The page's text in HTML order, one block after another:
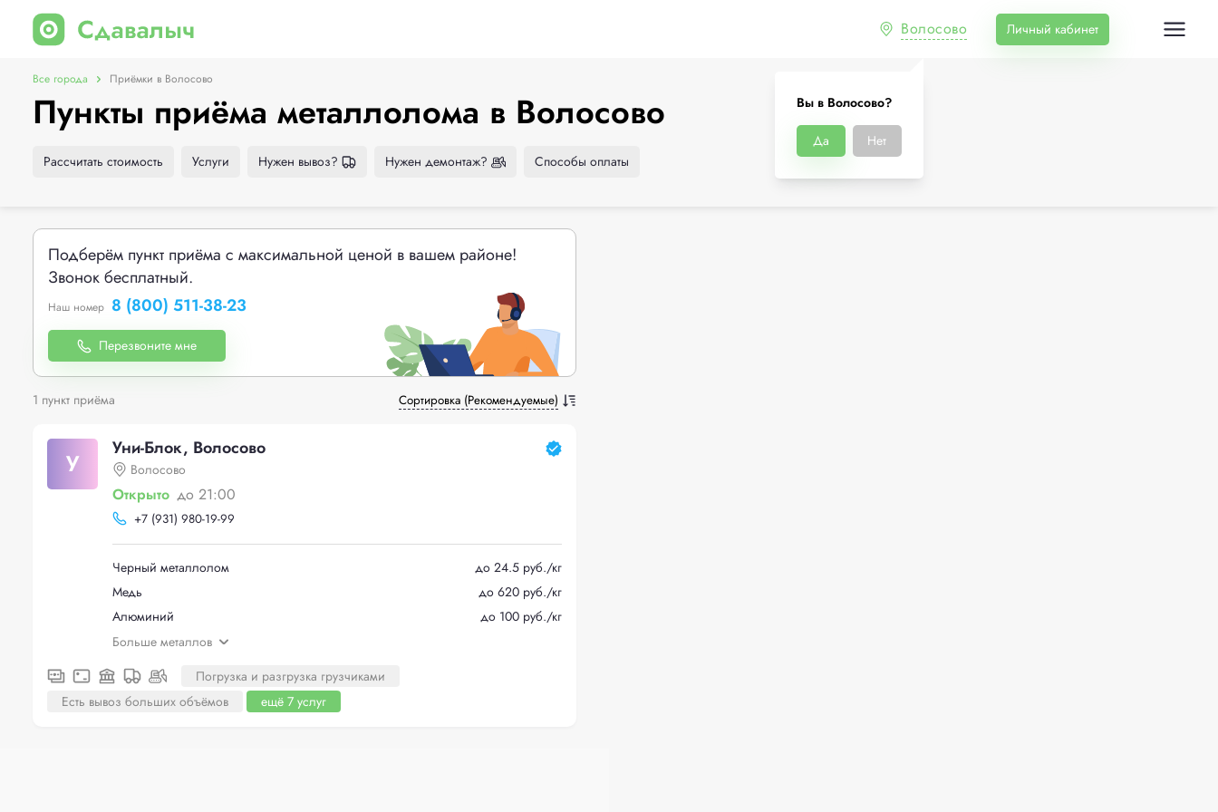
Волосово
Вы в Волосово?
Да Нет
Личный кабинет
Все города Приёмки в Волосово
Пункты приёма металлолома в Волосово
Рассчитать стоимость Услуги Нужен вывоз? Нужен демонтаж? Способы оплаты
Подберём пункт приёма с максимальной ценой в вашем районе!
Звонок бесплатный.
Наш номер 8 (800) 511-38-23
Перезвоните мне
1 пункт приёма Сортировка (Рекомендуемые)
У Уни-Блок, Волосово
Волосово
Открыто до 21:00
+7 (931) 980-19-99
Черный металлолом
до 24.5 руб./кг
Медь
до 620 руб./кг
Алюминий
до 100 руб./кг
Больше металлов
Погрузка и разгрузка грузчиками
Есть вывоз больших объёмов
ещё 7 услуг